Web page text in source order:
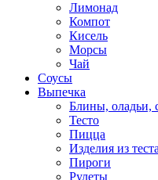
Лимонад
Компот
Кисель
Морсы
Чай
Соусы
Выпечка
Блины, оладьи,
Тесто
Пицца
Изделия из теста
Пироги
Рулеты